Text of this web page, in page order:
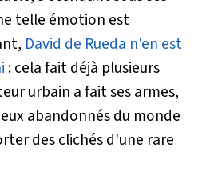
telle émotion est
David de Rueda n'en est
: cela fait déjà plusieurs
urbain a fait ses armes,
abandonnés du monde
des clichés d'une rare